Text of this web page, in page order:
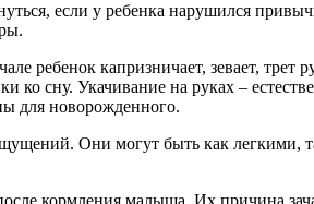
если у ребенка нарушился
ребенок капризничает, зевает,
сну. Укачивание на руках –
для новорожденного.
Они могут быть как легкими,